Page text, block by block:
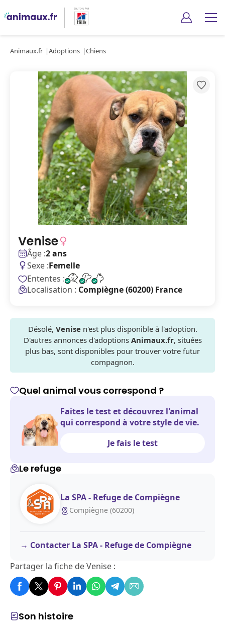
Animaux.fr Adoptions Chiens
Venise
Âge :2 ans
Sexe :Femelle
Ententes :
Localisation : Compiègne (60200) France
Désolé, Venisen'est plus disponible à l'adoption.
D'autres annonces d'adoptions Animaux.fr, situées
plus bas, sont disponibles pour trouver votre futur
compagnon.
Son histoire
Quel animal vous correspond ?
Faites le test et découvrez l'animal
qui correspond à votre style de vie.
Je fais le test
Le refuge
La SPA - Refuge de Compiègne
Compiègne (60200)
Contacter La SPA - Refuge de Compiègne
Partager la fiche de Venise :